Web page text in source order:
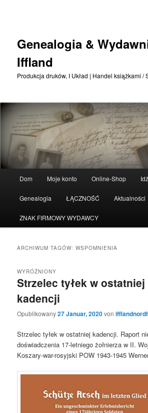
Genealogia &
Iffland
Produkcja druków, I Układ | Handel książkami /
Dom Moje konto Online-Shop
Genealogia ŁĄCZNOŚĆ Aktualności
ZNAK FIRMOWY WYDAWCY
ARCHIWUM TAGÓW:WSPOMNIENIA
Strzelec tyłek w ostatniej
kadencji
WYRÓŻNIONY
Opublikowany27 Januar, 2020von
Strzelec tyłek w ostatniej kadencji. Raport
doświadczenia 17-letniego żołnierza w II.
Koszary-war-rosyjski POW 1943-1945